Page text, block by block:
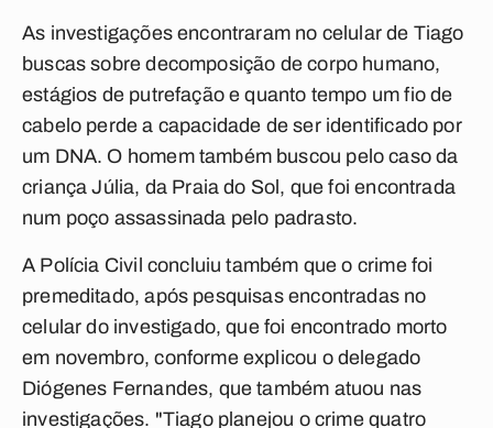
As investigações encontraram no celular de Tiago
buscas sobre decomposição de corpo humano,
estágios de putrefação e quanto tempo um fio de
cabelo perde a capacidade de ser identificado por
um DNA. O homem também buscou pelo caso da
criança Júlia, da Praia do Sol, que foi encontrada
num poço assassinada pelo padrasto.
A Polícia Civil concluiu também que o crime foi
premeditado, após pesquisas encontradas no
celular do investigado, que foi encontrado morto
em novembro, conforme explicou o delegado
Diógenes Fernandes, que também atuou nas
investigações. "Tiago planejou o crime quatro